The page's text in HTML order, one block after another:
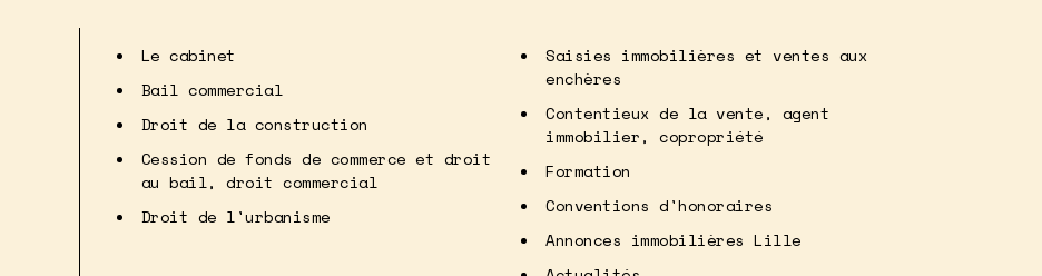
Le cabinet
Bail commercial
Droit de la construction
Cession de fonds de commerce et droit
au bail, droit commercial
Droit de l'urbanisme
Saisies immobilières et ventes aux
enchères
Contentieux de la vente, agent
immobilier, copropriété
Formation
Conventions d'honoraires
Annonces immobilières Lille